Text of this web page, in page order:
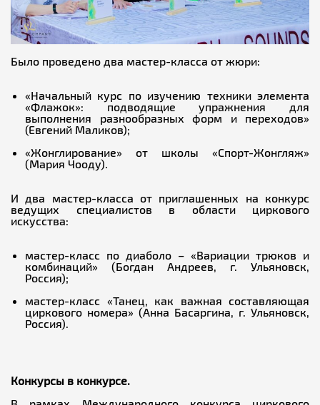
Было проведено два мастер-класса от жюри:
«Начальный курс по изучению техники элемента
«Флажок»: подводящие упражнения для
выполнения разнообразных форм и переходов»
(Евгений Маликов);
«Жонглирование» от школы «Спорт-Жонгляж»
(Мария Чооду).
И два мастер-класса от приглашенных на конкурс
ведущих специалистов в области циркового
искусства:
мастер-класс по диаболо – «Вариации трюков и
комбинаций» (Богдан Андреев, г. Ульяновск,
Россия);
мастер-класс «Танец, как важная составляющая
циркового номера» (Анна Басаргина, г. Ульяновск,
Россия).
Конкурсы в конкурсе.